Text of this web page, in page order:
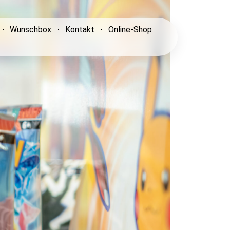
Wunschbox Kontakt Online-Shop